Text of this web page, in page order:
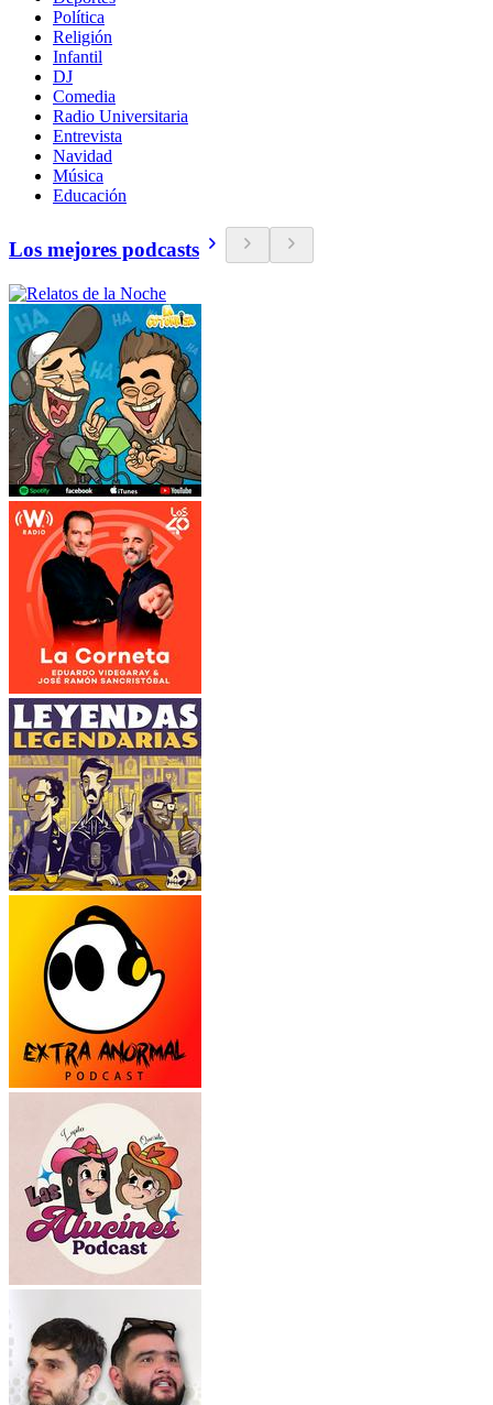
Política
Religión
Infantil
DJ
Comedia
Radio Universitaria
Entrevista
Navidad
Música
Educación
Los mejores podcasts